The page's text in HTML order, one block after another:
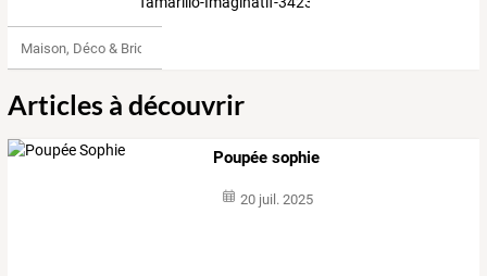
Maison, Déco & Bricolage
Articles à découvrir
Poupée sophie
20 juil. 2025